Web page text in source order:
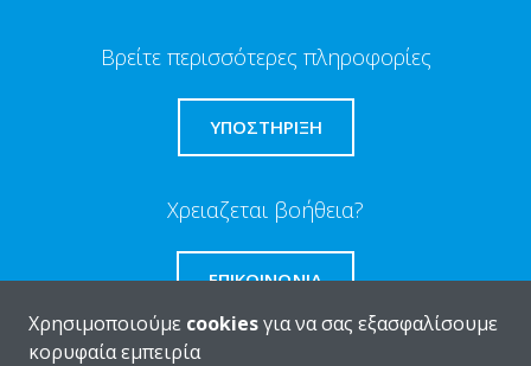
Βρείτε περισσότερες πληροφορίες
ΥΠΟΣΤΗΡΙΞΗ
Χρειαζεται βοήθεια?
ΕΠΙΚΟΙΝΩΝΊΑ
Χρησιμοποιούμε cookiesγια να σας εξασφαλίσουμε
κορυφαία εμπειρία